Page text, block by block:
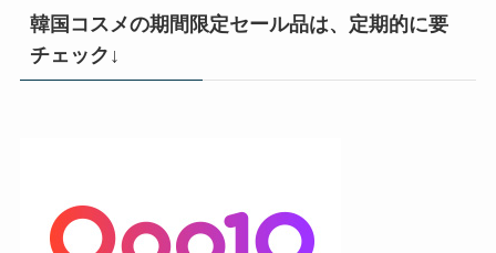
韓国コスメの期間限定セール品は、定期的に要
チェック↓